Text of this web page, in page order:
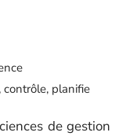
contrôle, planifie
de gestion